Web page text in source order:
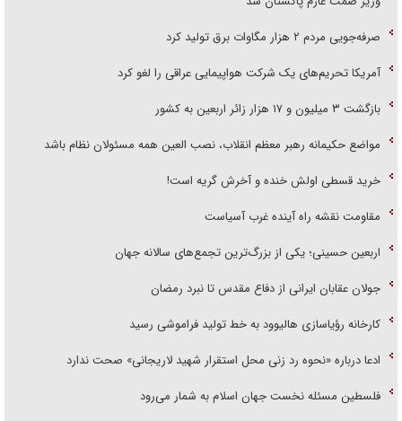
صرفه‌جویی مردم ۲ هزار مگاوات برق تولید کرد
آمریکا تحریم‌های یک شرکت هواپیمایی عراقی را لغو کرد
بازگشت ۳ میلیون و ۱۷ هزار زائر اربعین به کشور
مواضع حکیمانه رهبر معظم انقلاب، نصب العین همه مسئولان نظام باشد
خرید قسطی اولش خنده و آخرش گریه است!
مقاومت نقشه راه آینده غرب آسیاست
اربعین حسینی؛ یکی از بزرگ‌ترین تجمع‌های سالانه جهان
جولان عقابان ایرانی از دفاع مقدس تا نبرد رمضان
کارخانه رؤیاسازی هالیوود به خط تولید فراموشی رسید
ادعا درباره «نحوه رد زنی محل استقرار شهید لاریجانی» صحت ندارد
فلسطین مسئله نخست جهان اسلام به شمار می‌رود